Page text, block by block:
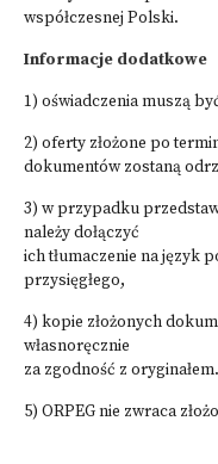
współczesnej Polski.
Informacje dodatkowe
1) oświadczenia muszą
2) oferty złożone po
dokumentów zostaną
3) w przypadku
należy dołączyć
ich tłumaczenie na język
przysięgłego,
4) kopie złożonych
własnoręcznie
za zgodność z oryginałem.
5) ORPEG nie zwraca